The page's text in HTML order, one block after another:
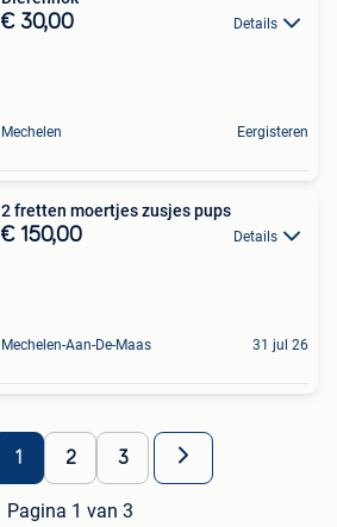
€ 30,00 Details
Mechelen Eergisteren
2 fretten moertjes zusjes pups
€ 150,00 Details
Mechelen-Aan-De-Maas 31 jul 26
1 2 3
Pagina 1 van 3